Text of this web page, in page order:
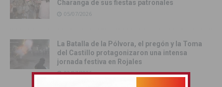
Charanga de sus fiestas patronales
05/07/2026
La Batalla de la Pólvora, el pregón y la Toma
del Castillo protagonizaron una intensa
jornada festiva en Rojales
03/07/2026